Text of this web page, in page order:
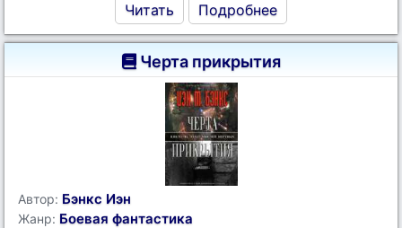
Читать Подробнее
Черта прикрытия
Автор: Бэнкс Иэн
Жанр: Боевая фантастика